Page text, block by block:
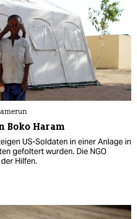
Boko Haram
US-Soldaten in einer Anlage in
gefoltert wurden. Die NGO
Hilfen.